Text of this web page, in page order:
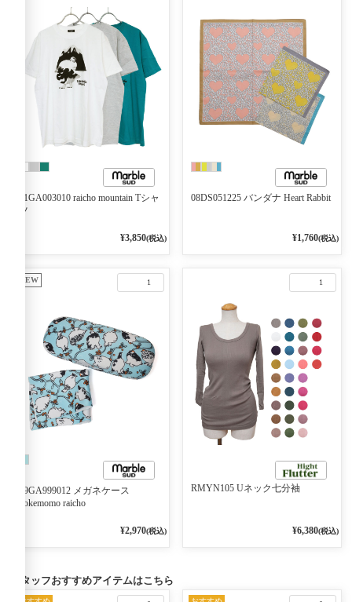
01GA003010 raicho mountain Tシャ
ツ
¥3,850(税込)
08DS051225 バンダナ Heart Rabbit
¥1,760(税込)
1
NEW
09GA999012 メガネケース
kokemomo raicho
¥2,970(税込)
1
RMYN105 Uネック七分袖
¥6,380(税込)
スタッフおすすめアイテムはこちら